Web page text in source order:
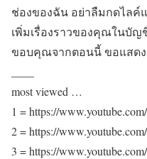
ช่องของฉัน อย่าลืมกดไลค์
เพิ่มเรื่องราวของคุณในบัญ
ขอบคุณจากตอนนี้ ขอแสดง
most viewed …
1 = https://
2 = https://
3 = https://